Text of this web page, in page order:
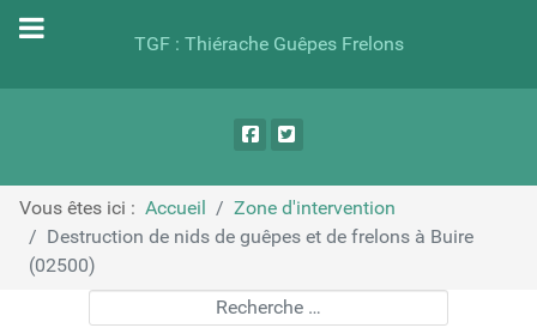
TGF : Thiérache Guêpes Frelons
Vous êtes ici : Accueil
Zone d'intervention
Destruction de nids de guêpes et de frelons à Buire
(02500)